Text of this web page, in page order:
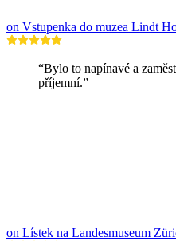
on Vstupenka do muzea Lindt
“Bylo to napínavé a
příjemní.”
on Lístek na Landesmuseum